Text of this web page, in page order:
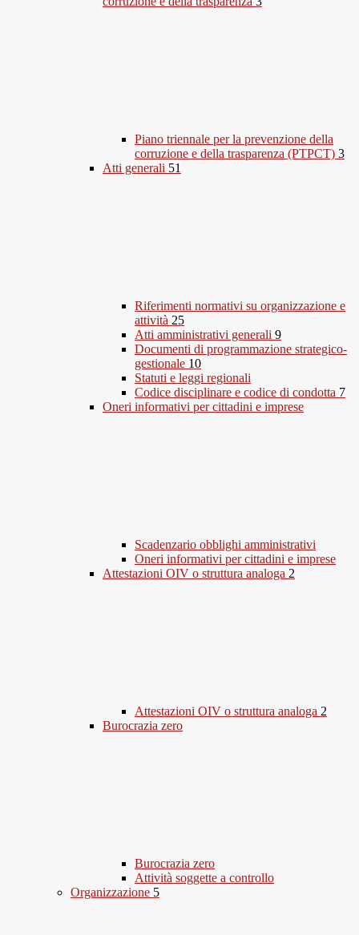
Piano triennale per la prevenzione della
corruzione e della trasparenza (PTPCT) 3
Atti generali 51
Riferimenti normativi su organizzazione e
attività 25
Atti amministrativi generali 9
Documenti di programmazione strategico-
gestionale 10
Statuti e leggi regionali
Codice disciplinare e codice di condotta 7
Oneri informativi per cittadini e imprese
Scadenzario obblighi amministrativi
Oneri informativi per cittadini e imprese
Attestazioni OIV o struttura analoga 2
Attestazioni OIV o struttura analoga 2
Burocrazia zero
Burocrazia zero
Attività soggette a controllo
Organizzazione 5